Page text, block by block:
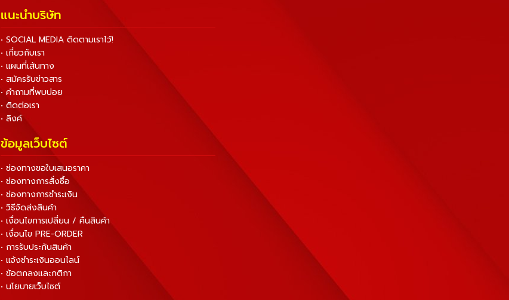
แนะนำบริษัท
• SOCIAL MEDIA ติดตามเราไว้!
• เกี่ยวกับเรา
• แผนที่เส้นทาง
• สมัครรับข่าวสาร
• คำถามที่พบบ่อย
• ติดต่อเรา
• ลิงค์
ข้อมูลเว็บไซต์
• ช่องทางขอใบเสนอราคา
• ช่องทางการสั่งซื้อ
• ช่องทางการชำระเงิน
• วิธีจัดส่งสินค้า
• เงื่อนไขการเปลี่ยน / คืนสินค้า
• เงื่อนไข PRE-ORDER
• การรับประกันสินค้า
• แจ้งชำระเงินออนไลน์
• ข้อตกลงและกติกา
• นโยบายเว็บไซต์